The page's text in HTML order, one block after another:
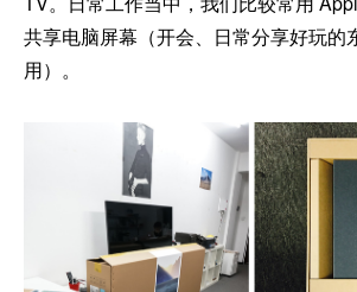
共享电脑屏幕（开会、日常分享好玩的
用）。